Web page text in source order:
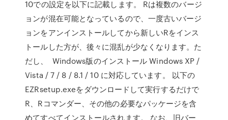
10での設定を以下に記載します。 Rは複数のバージ
ョンが混在可能となっているので、一度古いバージ
ョンをアンインストールしてから新しいRをインス
トールした方が、後々に混乱が少なくなります。た
だし、 Windows版のインストール Windows XP /
Vista / 7 / 8 / 8.1 / 10 に対応しています。 以下の
EZRsetup.exeをダウンロードして実行するだけで
R、Rコマンダー、その他の必要なパッケージを含
めてすべてインストールされます。 なお、旧バー